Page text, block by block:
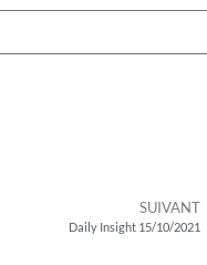
SUIVANT
Daily Insight 15/10/2021